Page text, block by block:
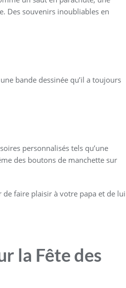
Des souvenirs inoubliables en
bande dessinée qu’il a toujours
personnalisés tels qu’une
des boutons de manchette sur
de faire plaisir à votre papa et de lui
la Fête des